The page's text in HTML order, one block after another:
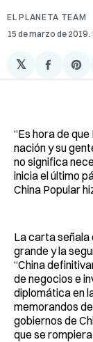
EL PLANETA TEAM
15 de marzo de 2019
𝕏
en
on
“Es hora de
nación y su
no significa
inicia el último
China Popular
La carta señala
grande y la
“China
de negocios e
diplomática en
memorandos
gobiernos de
que se